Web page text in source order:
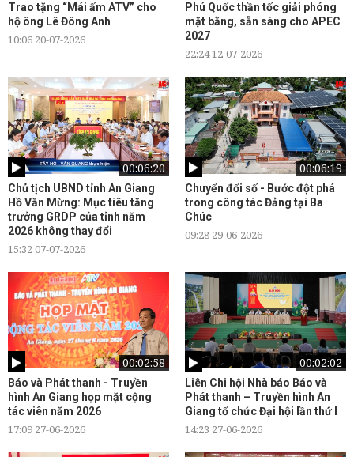
Trao tặng “Mái ấm ATV” cho
hộ ông Lê Đông Anh
10:06 20-07-2026
Phú Quốc thần tốc giải phóng
mặt bằng, sẵn sàng cho APEC
2027
22:24 12-07-2026
00:06:20
Chủ tịch UBND tỉnh An Giang
Hồ Văn Mừng: Mục tiêu tăng
trưởng GRDP của tỉnh năm
2026 không thay đổi
15:32 07-07-2026
00:06:19
Chuyển đổi số - Bước đột phá
trong công tác Đảng tại Ba
Chúc
09:28 29-06-2026
00:02:58
Báo và Phát thanh - Truyền
hình An Giang họp mặt cộng
tác viên năm 2026
17:09 27-06-2026
00:02:02
Liên Chi hội Nhà báo Báo và
Phát thanh – Truyền hình An
Giang tổ chức Đại hội lần thứ I
14:23 27-06-2026